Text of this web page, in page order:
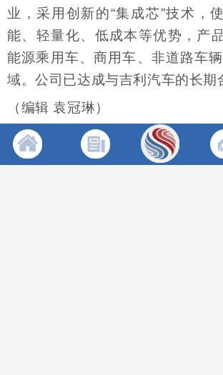
业，采用创新的“集成芯”技术，
能、轻量化、低成本等优势，产
能源乘用车、商用车、非道路车
域。公司已达成与吉利汽车的长期
（编辑 袁冠琳）